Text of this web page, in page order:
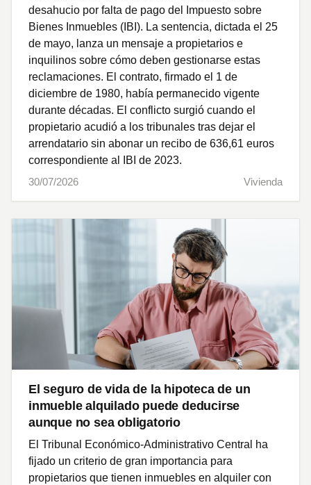
desahucio por falta de pago del Impuesto sobre
Bienes Inmuebles (IBI). La sentencia, dictada el 25
de mayo, lanza un mensaje a propietarios e
inquilinos sobre cómo deben gestionarse estas
reclamaciones. El contrato, firmado el 1 de
diciembre de 1980, había permanecido vigente
durante décadas. El conflicto surgió cuando el
propietario acudió a los tribunales tras dejar el
arrendatario sin abonar un recibo de 636,61 euros
correspondiente al IBI de 2023.
30/07/2026
Vivienda
El seguro de vida de la hipoteca de un
inmueble alquilado puede deducirse
aunque no sea obligatorio
El Tribunal Económico-Administrativo Central ha
fijado un criterio de gran importancia para
propietarios que tienen inmuebles en alquiler con